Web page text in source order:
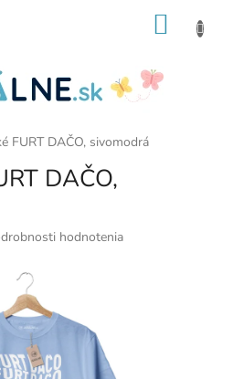
FURT DAČO, sivomodrá
DAČO,
hodnotenia